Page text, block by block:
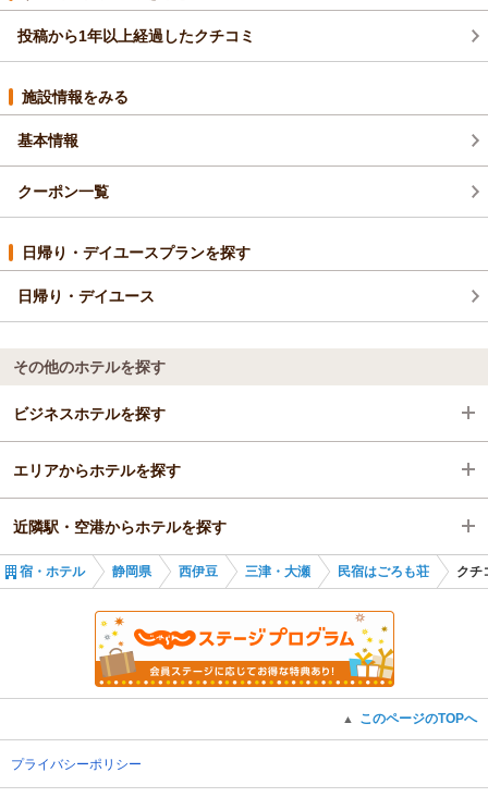
投稿から1年以上経過したクチコミ
施設情報をみる
基本情報
クーポン一覧
日帰り・デイユースプランを探す
日帰り・デイユース
その他のホテルを探す
ビジネスホテルを探す
静岡県
西伊豆
三津・大瀬
エリアからホテルを探す
静岡県
西伊豆
三津・大瀬
沼津駅
近隣駅・空港からホテルを探す
沼津駅
宿・ホテル 静岡県 西伊豆 三津・大瀬 民宿はごろも荘 クチ
▲ このページのTOPへ
プライバシーポリシー